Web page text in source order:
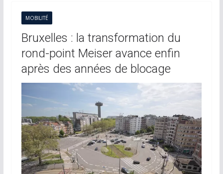
MOBILITÉ
Bruxelles : la transformation du
rond-point Meiser avance enfin
après des années de blocage